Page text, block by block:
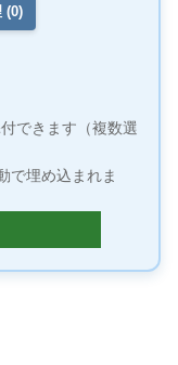
(0)
できます（複数選
で埋め込まれま